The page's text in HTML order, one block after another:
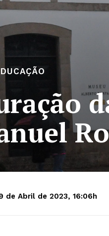
de Abril de 2023, 16:06h